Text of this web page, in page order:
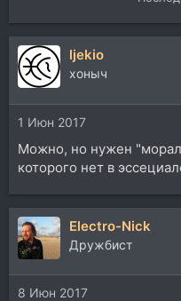
ljekio
хоныч
1 Июн 2017
Можно, но нужен
которого нет в
Electro-Nick
Дружбист
8 Июн 2017